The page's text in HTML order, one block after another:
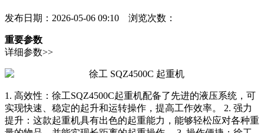
发布日期：2026-05-06 09:10 浏览次数：
重要参数
详细参数>>
1. 高效性：徐工SQZ4500C起重机配备了先进的液压系统，可
实现快速、稳定的起升和运转操作，提高工作效率。 2. 强力
提升：这款起重机具有出色的起重能力，能够轻松应对各种重